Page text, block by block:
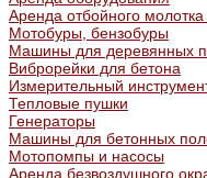
Аренда отбойного
Мотобуры, бензобуры
Машины для деревянных
Виброрейки для бетона
Измерительный
Тепловые пушки
Генераторы
Машины для бетонных
Мотопомпы и насосы
Аренда безвоздушного